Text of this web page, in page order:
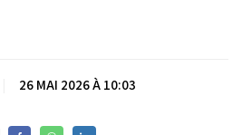
26 MAI 2026 À 10:03